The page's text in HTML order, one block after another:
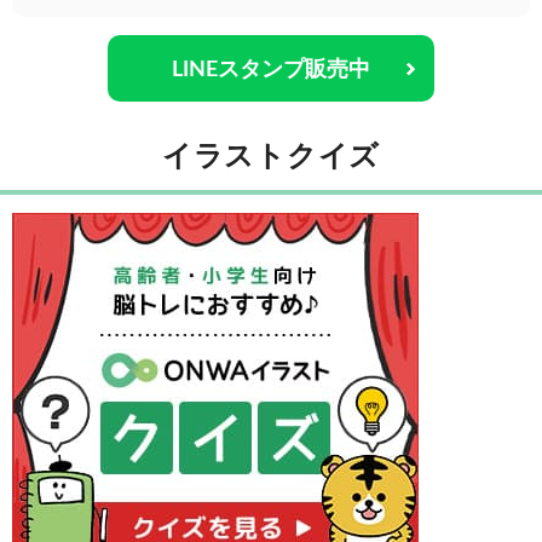
LINEスタンプ販売中
イラストクイズ